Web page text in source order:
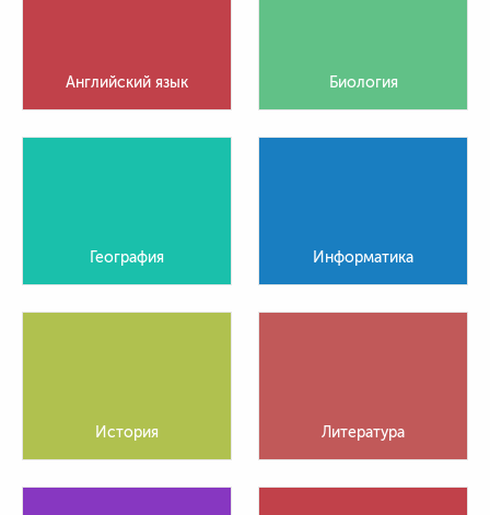
Английский язык Биология
География Информатика
История Литература